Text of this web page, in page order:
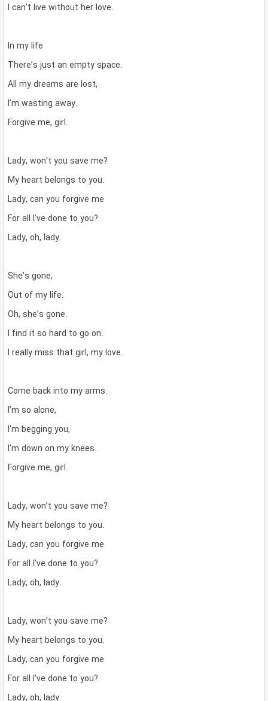
I can’t live without her love.
In my life
There’s just an empty space.
All my dreams are lost,
I’m wasting away.
Forgive me, girl.
Lady, won’t you save me?
My heart belongs to you.
Lady, can you forgive me
For all I’ve done to you?
Lady, oh, lady.
She’s gone,
Out of my life.
Oh, she’s gone.
I find it so hard to go on.
I really miss that girl, my love.
Come back into my arms.
I’m so alone,
I’m begging you,
I’m down on my knees.
Forgive me, girl.
Lady, won’t you save me?
My heart belongs to you.
Lady, can you forgive me
For all I’ve done to you?
Lady, oh, lady.
Lady, won’t you save me?
My heart belongs to you.
Lady, can you forgive me
For all I’ve done to you?
Lady, oh, lady.